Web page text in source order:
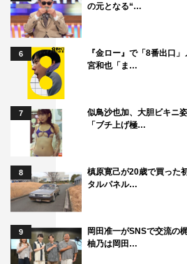
の元となる“…
6
『金ロー』で「8番出口
宮和也「ま…
7
似鳥沙也加、大胆ビキニ
「ブチ上げ極…
8
槙原寛己が20歳で買った
タルパネル…
9
岡田准一がSNSで交流
柚乃は岡田…